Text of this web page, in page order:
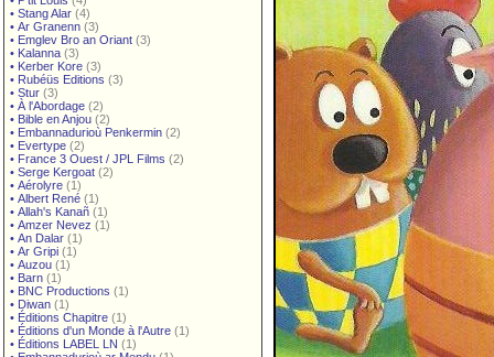
• Stang Alar (4)
• Ar Granenn (3)
• Emglev Bro an Oriant (3)
• Kalanna (3)
• Kerber Kore (3)
• Rubéüs Editions (3)
• Stur (3)
• À l'Abordage (2)
• Bible en Anjou (2)
• Embannadurioù Penkermin (2)
• Evertype (2)
• France 3 Ouest / JPL Films (2)
• Serge Kergoat (2)
• Aérolyre (1)
• Albert René (1)
• Allah's Kanañ (1)
• Amzer Nevez (1)
• An Dalar (1)
• Ar Gripi (1)
• Auzou (1)
• Barn (1)
• BNC Productions (1)
• Diwan (1)
• Éditions Chapitre (1)
• Éditions d'un Monde à l'Autre (1)
• Éditions LABEL LN (1)